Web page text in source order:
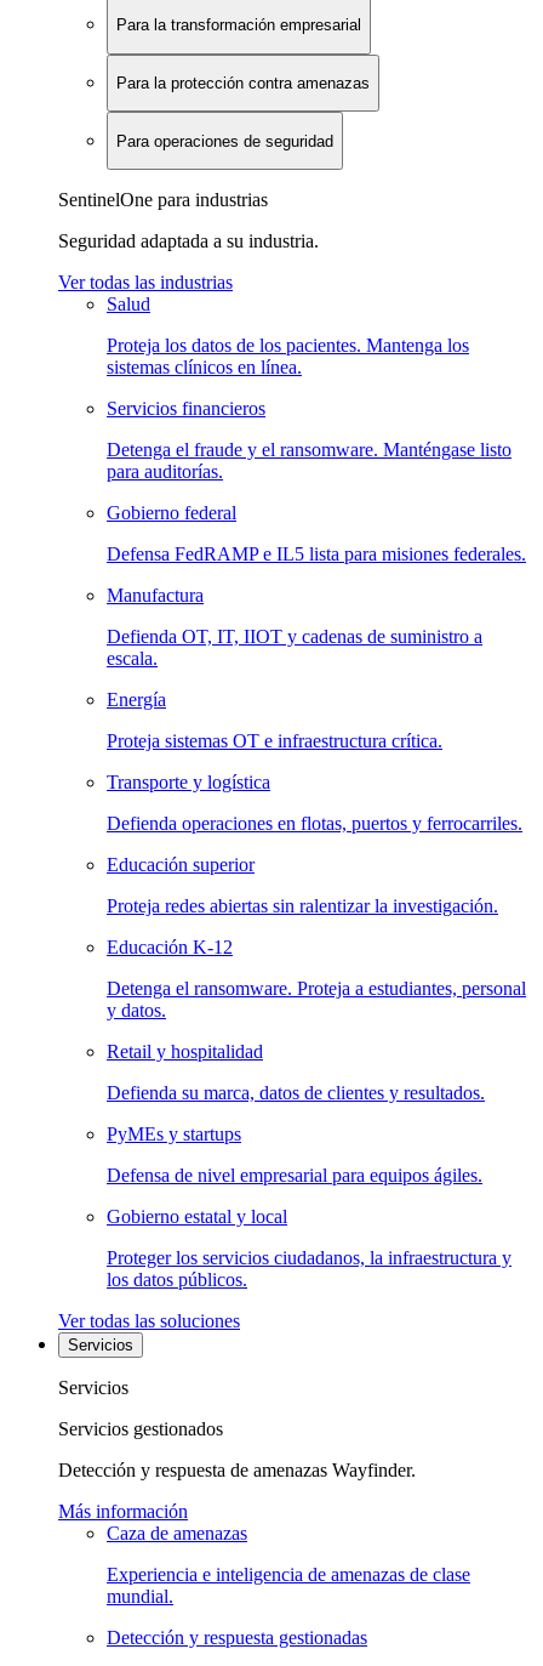
Para la transformación empresarial
Para la protección contra amenazas
Para operaciones de seguridad
SentinelOne para industrias
Seguridad adaptada a su industria.
Ver todas las industrias
Salud
Proteja los datos de los pacientes. Mantenga los
sistemas clínicos en línea.
Servicios financieros
Detenga el fraude y el ransomware. Manténgase listo
para auditorías.
Gobierno federal
Defensa FedRAMP e IL5 lista para misiones federales.
Manufactura
Defienda OT, IT, IIOT y cadenas de suministro a
escala.
Energía
Proteja sistemas OT e infraestructura crítica.
Transporte y logística
Defienda operaciones en flotas, puertos y ferrocarriles.
Educación superior
Proteja redes abiertas sin ralentizar la investigación.
Educación K-12
Detenga el ransomware. Proteja a estudiantes, personal
y datos.
Retail y hospitalidad
Defienda su marca, datos de clientes y resultados.
PyMEs y startups
Defensa de nivel empresarial para equipos ágiles.
Gobierno estatal y local
Proteger los servicios ciudadanos, la infraestructura y
los datos públicos.
Ver todas las soluciones
Servicios
Servicios
Servicios gestionados
Detección y respuesta de amenazas Wayfinder.
Más información
Caza de amenazas
Experiencia e inteligencia de amenazas de clase
mundial.
Detección y respuesta gestionadas